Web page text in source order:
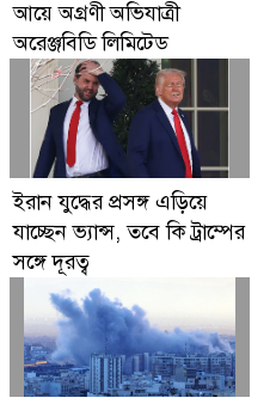
আয়ে অগ্রণী অভিযাত্রী
অরেঞ্জবিডি লিমিটেড
ইরান যুদ্ধের প্রসঙ্গ এড়িয়ে
যাচ্ছেন ভ্যান্স, তবে কি ট্রাম্পের
সঙ্গে দূরত্ব